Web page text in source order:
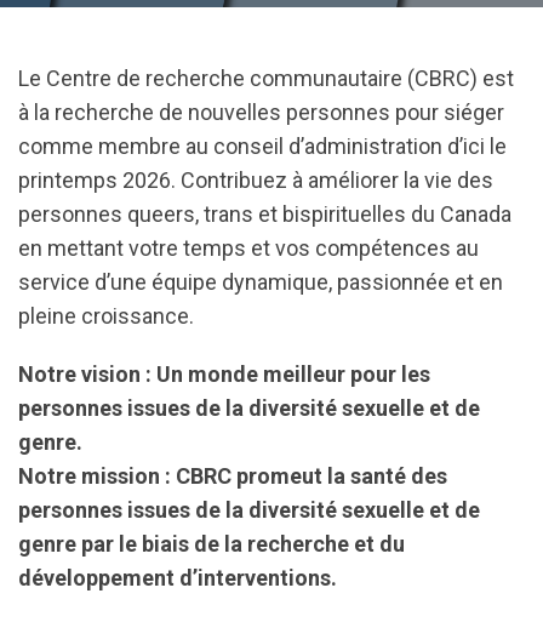
Le Centre de recherche communautaire (CBRC) est
à la recherche de nouvelles personnes pour siéger
comme membre au conseil d’administration d’ici le
printemps 2026. Contribuez à améliorer la vie des
personnes queers, trans et bispirituelles du Canada
en mettant votre temps et vos compétences au
service d’une équipe dynamique, passionnée et en
pleine croissance.
Notre vision : Un monde meilleur pour les
personnes issues de la diversité sexuelle et de
genre.
Notre mission : CBRC promeut la santé des
personnes issues de la diversité sexuelle et de
genre par le biais de la recherche et du
développement d’interventions.